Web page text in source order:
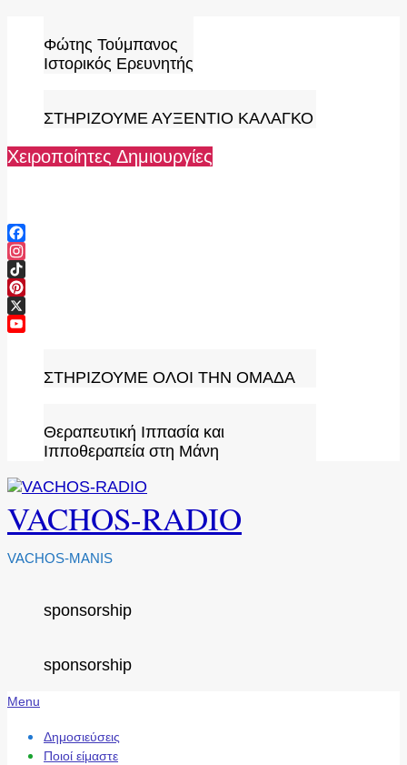
content
Φώτης Τούμπανος
Ιστορικός Ερευνητής
ΣΤΗΡΙΖΟΥΜΕ ΑΥΞΕΝΤΙΟ ΚΑΛΑΓΚΟ
Χειροποίητες Δημιουργίες
Facebook
Instagram
TikTok
Pinterest
X
ΣΤΗΡΙΖΟΥΜΕ ΟΛΟΙ ΤΗΝ ΟΜΑΔΑ
Θεραπευτική Ιππασία και
Ιπποθεραπεία στη Μάνη
VACHOS-RADIO
VACHOS-MANIS
sponsorship
sponsorship
Secondary
Menu
Menu
Δημοσιεύσεις
Ποιοί είμαστε